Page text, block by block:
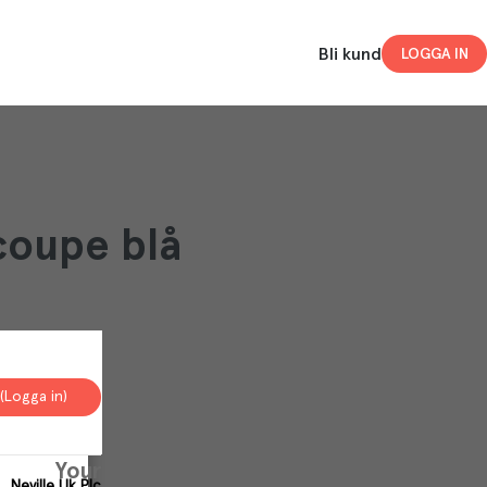
Bli kund LOGGA IN
blå
in)
Your